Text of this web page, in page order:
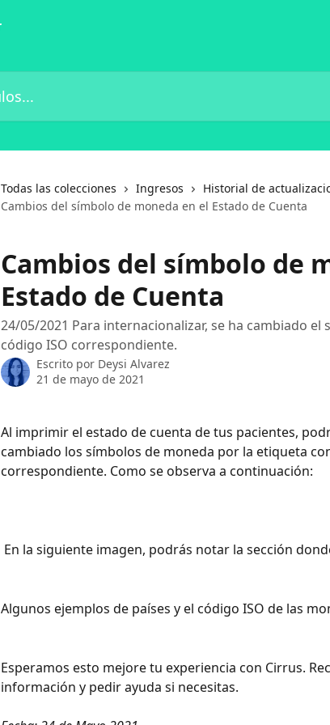
Todas las colecciones Ingresos
Historial de
Cambios del símbolo de moneda en el Estado de Cuenta
Cambios del símbolo de
Estado de Cuenta
24/05/2021 Para internacionalizar, se ha cambiado
código ISO correspondiente.
Escrito por Deysi Alvarez
21 de mayo de 2021
Al imprimir el estado de cuenta de tus pacientes,
cambiado los símbolos de moneda por la etiqueta
correspondiente. Como se observa a continuación:
En la siguiente imagen, podrás notar la sección
Algunos ejemplos de países y el código ISO de las
Esperamos esto mejore tu experiencia con Cirrus.
información y pedir ayuda si necesitas.